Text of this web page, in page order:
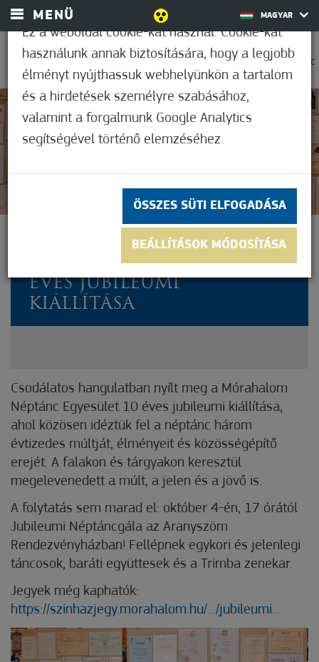
MENÜ MAGYAR
0
37,2°C
Nem értékelt
MEGNYÍLT A MÓRAHALOM
NÉPTÁNC EGYESÜLET 10
ÉVES JUBILEUMI
KIÁLLÍTÁSA
Csodálatos hangulatban nyílt meg a Mórahalom
Néptánc Egyesület 10 éves jubileumi kiállítása,
ahol közösen idéztük fel a néptánc három
évtizedes múltját, élményeit és közösségépítő
erejét. A falakon és tárgyakon keresztül
megelevenedett a múlt, a jelen és a jövő is.
A folytatás sem marad el: október 4-én, 17 órától
Jubileumi Néptáncgála az Aranyszöm
Rendezvényházban! Fellépnek egykori és jelenlegi
táncosok, baráti együttesek és a Trimba zenekar.
Jegyek még kaphatók:
https://szinhazjegy.morahalom.hu/.../jubileumi...
Ez a weboldal cookie-kat használ. Cookie-kat
használunk annak biztosítására, hogy a legjobb
élményt nyújthassuk webhelyünkön a tartalom
és a hirdetések személyre szabásához,
valamint a forgalmunk Google Analytics
segítségével történő elemzéséhez.
ÖSSZES SÜTI ELFOGADÁSA
BEÁLLÍTÁSOK MÓDOSÍTÁSA